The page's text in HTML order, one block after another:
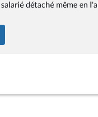
détaché même en